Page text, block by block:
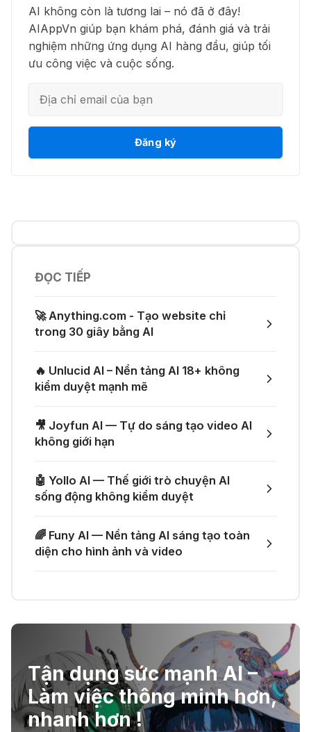
15 Thg 07 2026
🎁 Hướng dẫn nhận ChatGPT
Business miễn phí tháng
♾️ Hướng dẫn reset Supergrok
với một prompt
04 Thg 07 2026
🚀 Một GitHub Repository tổng hợp
gần như mọi API AI miễn phí
Plus miễn phí
03 Thg 07 2026
🎁 Nhận miễn phí DeepSeek V4 Pro
và Claude Opus 4.8 trên Merlin AI
💻 Blackbox AI - Trợ lý lập trình
thông minh
trình công việc
👨‍💻 Firebase Studio - Xây dựng
🤙 Lindy AI: Tự động hóa thông
minh
🌟 Augment AI Agent - Trợ thủ đắc
ghi âm thành văn bản
☣️ Proxy by Convergence - AI
agent tự động hoá
AI không còn là tương lai – nó đã ở đây!
AIAppVn giúp bạn khám phá, đánh giá và trải
nghiệm những ứng dụng AI hàng đầu, giúp tối
ưu công việc và cuộc sống.
Đăng ký
ĐỌC TIẾP
🚀 Anything.com - Tạo website chỉ
trong 30 giây bằng AI
🔥 Unlucid AI – Nền tảng AI 18+ không
kiểm duyệt mạnh mẽ
🎥 Joyfun AI — Tự do sáng tạo video AI
không giới hạn
🤖 Yollo AI — Thế giới trò chuyện AI
sống động không kiểm duyệt
🌈 Funy AI — Nền tảng AI sáng tạo toàn
diện cho hình ảnh và video
Tận dụng sức mạnh AI –
Làm việc thông minh hơn,
nhanh hơn !